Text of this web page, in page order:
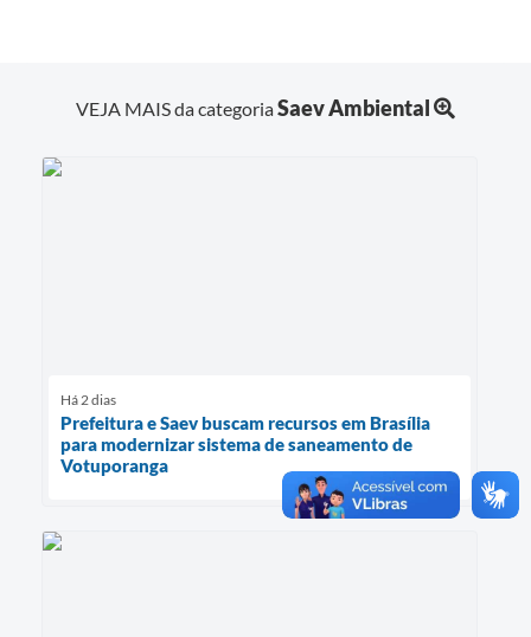
VEJA MAIS da categoriaSaev Ambiental
Há 2 dias
Prefeitura e Saev buscam recursos em Brasília
para modernizar sistema de saneamento de
Votuporanga